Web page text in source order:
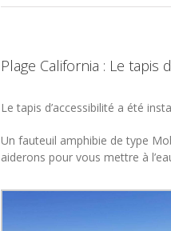
Plage California : Le tapis
Le tapis d’accessibilité a été
Un fauteuil amphibie de type
aiderons pour vous mettre à